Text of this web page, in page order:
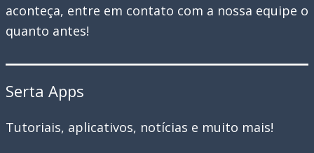
aconteça, entre em contato com a nossa equipe o
quanto antes!
Serta Apps
Tutoriais, aplicativos, notícias e muito mais!